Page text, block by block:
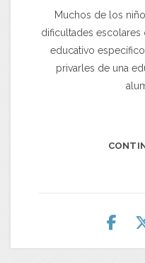
Muchos de los
dificultades escolares
educativo
privarles de una